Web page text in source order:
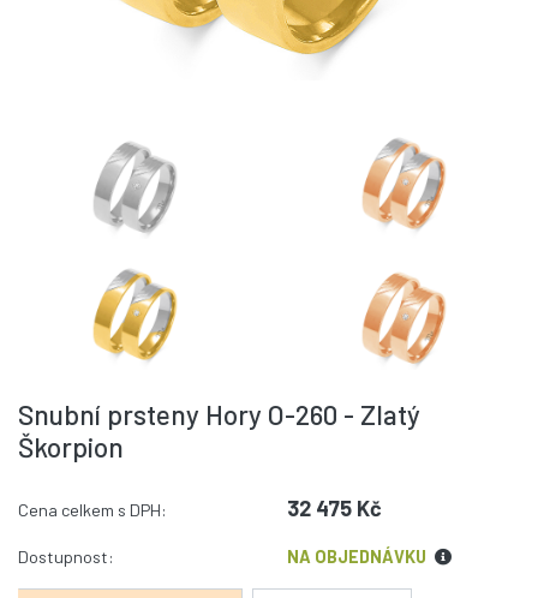
Snubní prsteny Hory O-260 - Zlatý
Škorpion
Cena celkem s DPH: 32 475 Kč
Dostupnost: NA OBJEDNÁVKU